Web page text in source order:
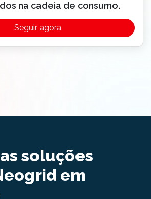
na cadeia de consumo.
Seguir agora
soluções
em